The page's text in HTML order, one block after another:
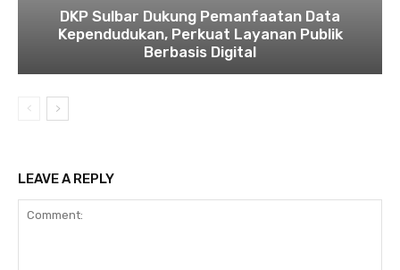
DKP Sulbar Dukung Pemanfaatan Data
Kependudukan, Perkuat Layanan Publik
Berbasis Digital
LEAVE A REPLY